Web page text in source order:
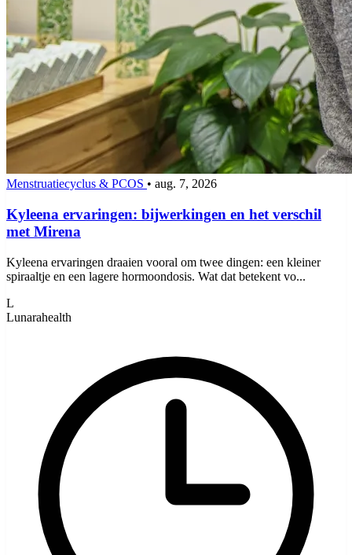
Menstruatiecyclus & PCOS • aug. 7, 2026
Kyleena ervaringen: bijwerkingen en het verschil
met Mirena
Kyleena ervaringen draaien vooral om twee dingen: een kleiner
spiraaltje en een lagere hormoondosis. Wat dat betekent vo...
L
Lunarahealth